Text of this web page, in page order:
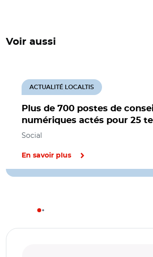
Voir aussi
Plus de 700 postes de
numériques actés pour 25
ACTUALITÉ LOCALTIS
Social
En savoir plus